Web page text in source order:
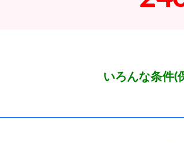
いろんな条件(